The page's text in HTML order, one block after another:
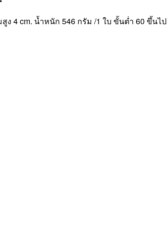
4 cm. น้ำหนัก 546 กรัม /1 ใบ ขั้นต่ำ 60 ขึ้นไป